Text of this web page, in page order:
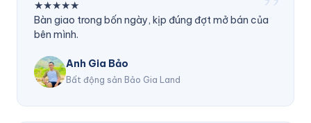
★★★★★
Bàn giao trong bốn ngày, kịp đúng đợt mở bán của
bên mình.
Anh Gia Bảo
Bất động sản Bảo Gia Land